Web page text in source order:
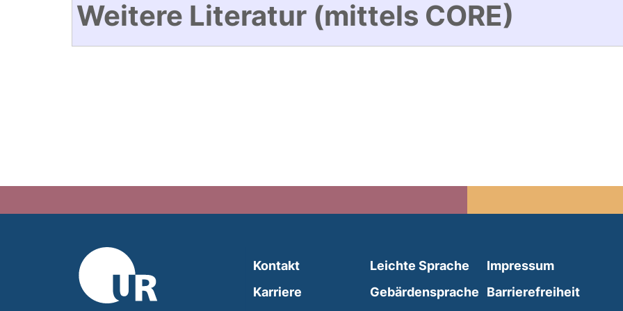
Weitere Literatur (mittels CORE)
Kontakt
Karriere
Leichte Sprache (external link, opens in a
Gebärdensprache (external link, opens in
Impressum
Barrierefreiheit